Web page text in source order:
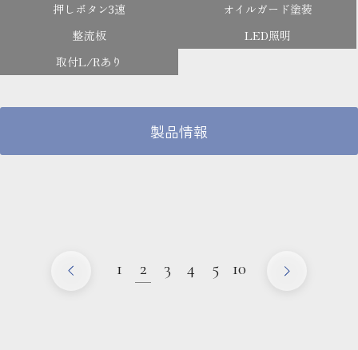
押しボタン3速
オイルガード塗装
整流板
LED照明
取付L/Rあり
製品情報
1 2 3 4 5 10